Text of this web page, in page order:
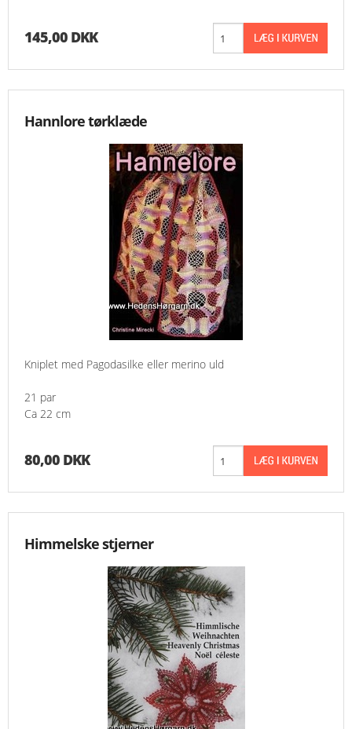
145,00 DKK
Hannlore tørklæde
Kniplet med Pagodasilke eller merino uld
21 par
Ca 22 cm
80,00 DKK
Himmelske stjerner